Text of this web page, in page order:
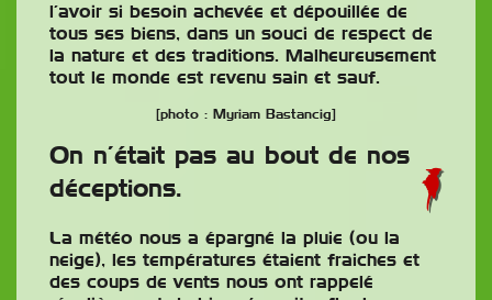
l’avoir si besoin achevée et dépouillée de
tous ses biens, dans un souci de respect de
la nature et des traditions. Malheureusement
tout le monde est revenu sain et sauf.
[photo : Myriam Bastancig]
On n’était pas au bout de nos
déceptions.
La météo nous a épargné la pluie (ou la
neige), les températures étaient fraiches et
des coups de vents nous ont rappelé